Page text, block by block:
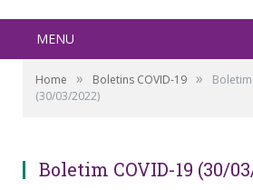
MENU
Home » Boletins COVID-19 »
(30/03/2022)
Boletim COVID-19 (30/